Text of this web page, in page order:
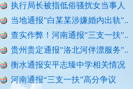
执行局长被指低俗骚扰女当事人
当地通报"白某某涉嫌婚内出轨"..
查实作弊！河南通报"三支一扶"..
贵州贵定通报"洛北河伴漂服务"..
衡水通报安平志臻中学相关情况
河南通报“三支一扶”高分争议
官方通报西安赛格商场坠亡事件
执行局长被指低俗骚扰女当事人
外交部发布重磅视频